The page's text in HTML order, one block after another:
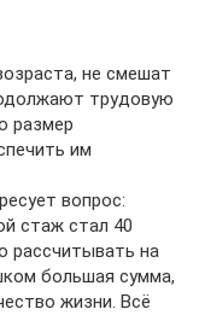
не смешат
трудовую
размер
им
вопрос:
стаж стал 40
рассчитывать на
большая сумма,
жизни. Всё